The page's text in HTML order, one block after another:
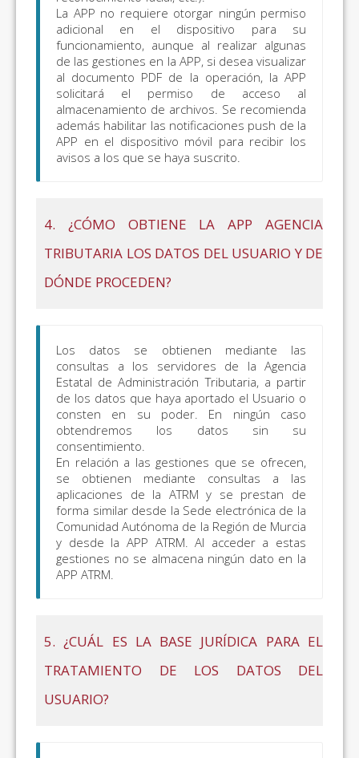
La APP no requiere otorgar ningún permiso
adicional en el dispositivo para su
funcionamiento, aunque al realizar algunas
de las gestiones en la APP, si desea visualizar
al documento PDF de la operación, la APP
solicitará el permiso de acceso al
almacenamiento de archivos. Se recomienda
además habilitar las notificaciones push de la
APP en el dispositivo móvil para recibir los
avisos a los que se haya suscrito.
4. ¿CÓMO OBTIENE LA APP AGENCIA
TRIBUTARIA LOS DATOS DEL USUARIO Y DE
DÓNDE PROCEDEN?
Los datos se obtienen mediante las
consultas a los servidores de la Agencia
Estatal de Administración Tributaria, a partir
de los datos que haya aportado el Usuario o
consten en su poder. En ningún caso
obtendremos los datos sin su
consentimiento.
En relación a las gestiones que se ofrecen,
se obtienen mediante consultas a las
aplicaciones de la ATRM y se prestan de
forma similar desde la Sede electrónica de la
Comunidad Autónoma de la Región de Murcia
y desde la APP ATRM. Al acceder a estas
gestiones no se almacena ningún dato en la
APP ATRM.
5. ¿CUÁL ES LA BASE JURÍDICA PARA EL
TRATAMIENTO DE LOS DATOS DEL
USUARIO?